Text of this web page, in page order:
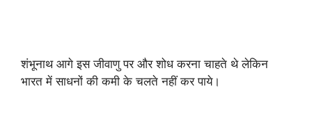
शंभूनाथ आगे इस जीवाणु पर और शोध करना चाहते थे लेकिन
भारत में साधनों की कमी के चलते नहीं कर पाये।